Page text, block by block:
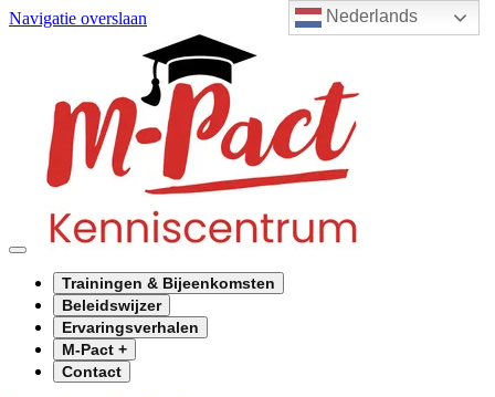
Nederlands
Navigatie overslaan
Trainingen & Bijeenkomsten
Beleidswijzer
Ervaringsverhalen
M-Pact +
Contact